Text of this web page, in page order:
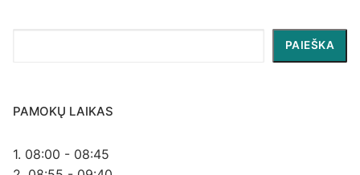
PAIEŠKA
PAMOKŲ LAIKAS
1. 08:00 - 08:45